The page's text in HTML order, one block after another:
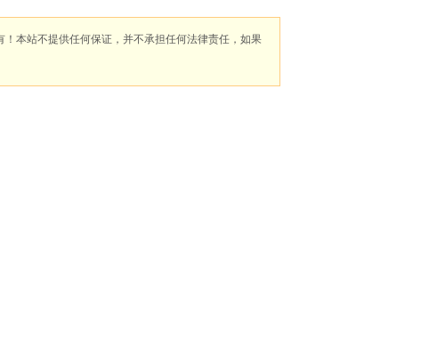
本站不提供任何保证，并不承担任何法律责任，如果